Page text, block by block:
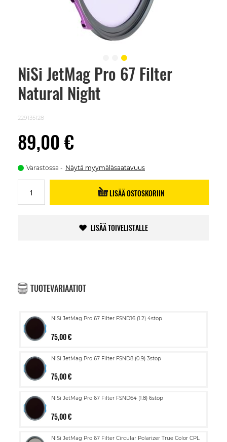
NiSi JetMag Pro 67 Filter
Natural Night
229135128
89,00 €
Varastossa Näytä myymäläsaatavuus
LISÄÄ OSTOSKORIIN
LISÄÄ TOIVELISTALLE
TUOTEVARIAATIOT
NiSi JetMag Pro 67 Filter FSND16 (1.2) 4stop
75,00 €
NiSi JetMag Pro 67 Filter FSND8 (0.9) 3stop
75,00 €
NiSi JetMag Pro 67 Filter FSND64 (1.8) 6stop
75,00 €
NiSi JetMag Pro 67 Filter Circular Polarizer True Color CPL
Skip
beginning
images